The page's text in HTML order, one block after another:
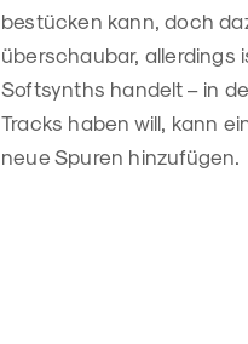
bestücken kann, doch
überschaubar, allerdings
Softsynths handelt – in
Tracks haben will, kann
neue Spuren hinzufügen.